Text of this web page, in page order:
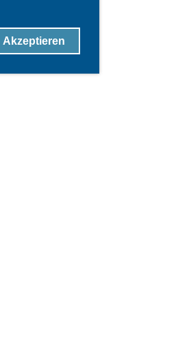
Akzeptieren